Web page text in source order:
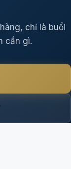
chỉ là buổi
cần gì.